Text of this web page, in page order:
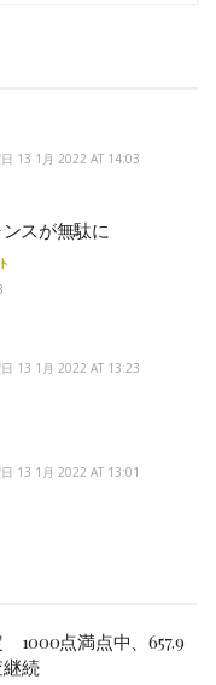
日 13 1月 2022 AT 14:03
スが無駄に
日 13 1月 2022 AT 13:23
13 1月 2022 AT 13:01
1000点満点中、657.9
続